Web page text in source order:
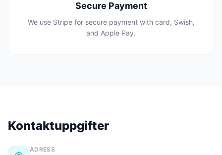
Secure Payment
We use Stripe for secure payment with card, Swish,
and Apple Pay.
Kontaktuppgifter
ADRESS